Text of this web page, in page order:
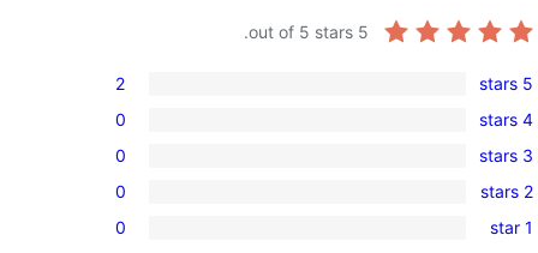
5
2
5-
star
reviews
5 stars
2
0
4-
star
reviews
4 stars
0
0
3-
star
3 stars
0
0
2 stars
0
0
1 star
0